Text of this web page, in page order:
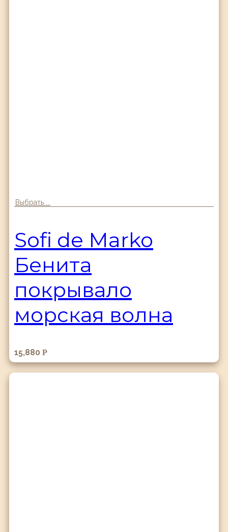
Выбрать ...
Sofi de Marko
Бенита
покрывало
морская волна
15,880 Р